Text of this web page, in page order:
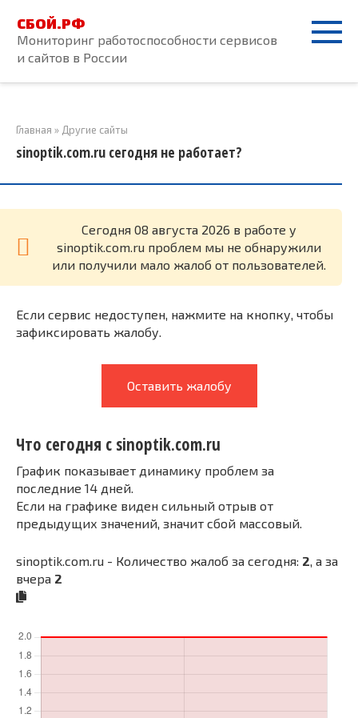
контенту
СБОЙ.РФ
Мониторинг работоспособности сервисов
и сайтов в России
Главная » Другие сайты
sinoptik.com.ru сегодня не работает?
Cегодня 08 августа 2026 в работе у
sinoptik.com.ru проблем мы не обнаружили
или получили мало жалоб от пользователей.
Если сервис недоступен, нажмите на кнопку, чтобы
зафиксировать жалобу.
Оставить жалобу
Что сегодня с sinoptik.com.ru
График показывает динамику проблем за
последние 14 дней.
Если на графике виден сильный отрыв от
предыдущих значений, значит сбой массовый.
sinoptik.com.ru - Количество жалоб за сегодня: 2 , а за
вчера 2